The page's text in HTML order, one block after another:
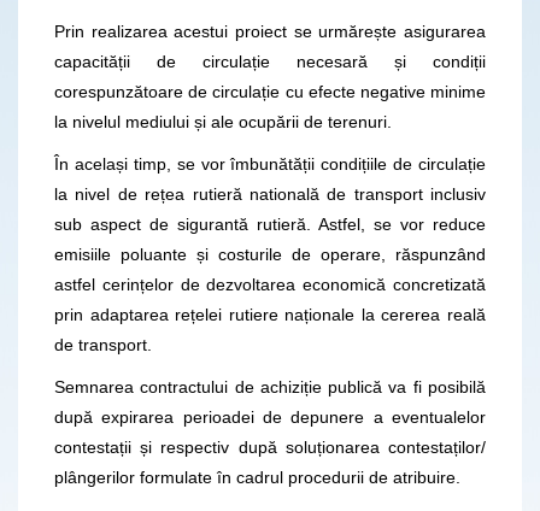
Prin realizarea acestui proiect se urmărește asigurarea
capacității de circulație necesară și condiții
corespunzătoare de circulație cu efecte negative minime
la nivelul mediului și ale ocupării de terenuri.
În același timp, se vor îmbunătății condițiile de circulație
la nivel de rețea rutieră natională de transport inclusiv
sub aspect de sigurantă rutieră. Astfel, se vor reduce
emisiile poluante și costurile de operare, răspunzând
astfel cerințelor de dezvoltarea economică concretizată
prin adaptarea rețelei rutiere naționale la cererea reală
de transport.
Semnarea contractului de achiziție publică va fi posibilă
după expirarea perioadei de depunere a eventualelor
contestații și respectiv după soluționarea contestaților/
plângerilor formulate în cadrul procedurii de atribuire.